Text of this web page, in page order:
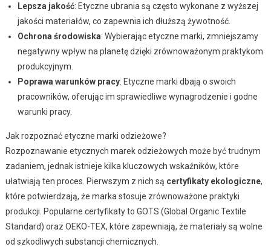
Lepsza jakość: Etyczne ubrania są często wykonane z wyższej
jakości materiałów, co zapewnia ich dłuższą żywotność.
Ochrona środowiska: Wybierając etyczne marki, zmniejszamy
negatywny wpływ na planetę dzięki zrównoważonym praktykom
produkcyjnym.
Poprawa warunków pracy: Etyczne marki dbają o swoich
pracowników, oferując im sprawiedliwe wynagrodzenie i godne
warunki pracy.
Jak rozpoznać etyczne marki odzieżowe?
Rozpoznawanie etycznych marek odzieżowych może być trudnym
zadaniem, jednak istnieje kilka kluczowych wskaźników, które
ułatwiają ten proces. Pierwszym z nich są certyfikaty ekologiczne,
które potwierdzają, że marka stosuje zrównoważone praktyki
produkcji. Popularne certyfikaty to GOTS (Global Organic Textile
Standard) oraz OEKO-TEX, które zapewniają, że materiały są wolne
od szkodliwych substancji chemicznych.